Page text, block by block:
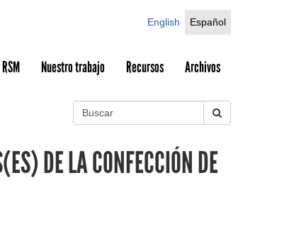
English
Español
Nuestro trabajo Recursos Archivos
DE LA CONFECCIÓN DE
S
e
u
a